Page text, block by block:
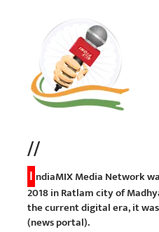
//
I ndiaMIX Media Network
2018 in Ratlam city of
the current digital era, it
(news portal).